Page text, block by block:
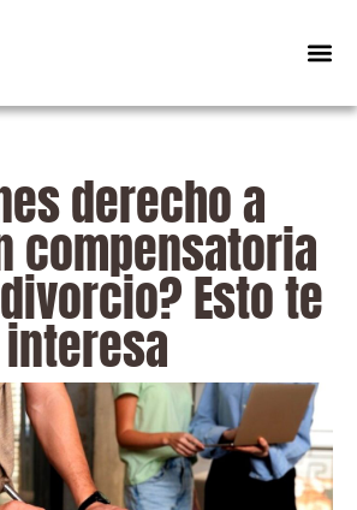
derecho a
compensatoria
Esto te
interesa